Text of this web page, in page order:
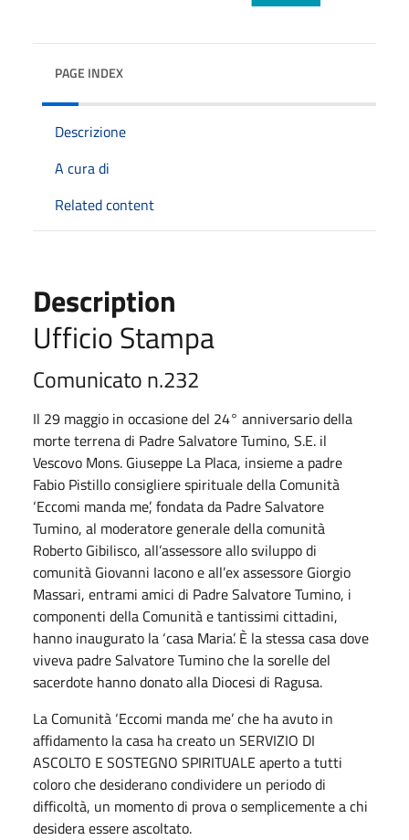
PAGE INDEX
Descrizione
A cura di
Related content
Description
Ufficio Stampa
Comunicato n.232
Il 29 maggio in occasione del 24° anniversario della
morte terrena di Padre Salvatore Tumino, S.E. il
Vescovo Mons. Giuseppe La Placa, insieme a padre
Fabio Pistillo consigliere spirituale della Comunità
‘Eccomi manda me’, fondata da Padre Salvatore
Tumino, al moderatore generale della comunità
Roberto Gibilisco, all’assessore allo sviluppo di
comunità Giovanni Iacono e all’ex assessore Giorgio
Massari, entrami amici di Padre Salvatore Tumino, i
componenti della Comunità e tantissimi cittadini,
hanno inaugurato la ‘casa Maria’. È la stessa casa dove
viveva padre Salvatore Tumino che la sorelle del
sacerdote hanno donato alla Diocesi di Ragusa.
La Comunità ‘Eccomi manda me’ che ha avuto in
affidamento la casa ha creato un SERVIZIO DI
ASCOLTO E SOSTEGNO SPIRITUALE aperto a tutti
coloro che desiderano condividere un periodo di
difficoltà, un momento di prova o semplicemente a chi
desidera essere ascoltato.